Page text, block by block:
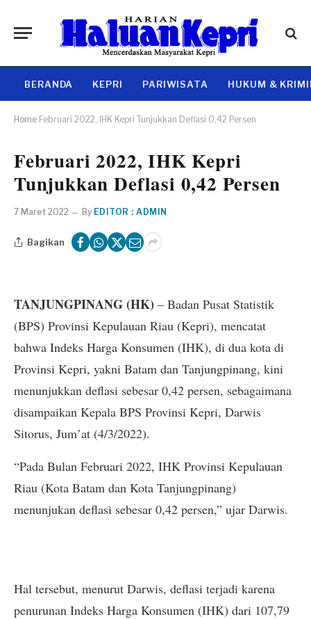
BERANDA KEPRI PARIWISATA HUKUM &
Home Februari 2022, IHK Kepri Tunjukkan Deflasi 0,42 Persen
Februari 2022, IHK Kepri
Tunjukkan Deflasi 0,42 Persen
7 Maret 2022 By EDITOR : ADMIN
Bagikan
TANJUNGPINANG (HK) – Badan Pusat Statistik
(BPS) Provinsi Kepulauan Riau (Kepri), mencatat
bahwa Indeks Harga Konsumen (IHK), di dua kota di
Provinsi Kepri, yakni Batam dan Tanjungpinang, kini
menunjukkan deflasi sebesar 0,42 persen, sebagaimana
disampaikan Kepala BPS Provinsi Kepri, Darwis
Sitorus, Jum’at (4/3/2022).
“Pada Bulan Februari 2022, IHK Provinsi Kepulauan
Riau (Kota Batam dan Kota Tanjungpinang)
menunjukan deflasi sebesar 0,42 persen,” ujar Darwis.
Hal tersebut, menurut Darwis, deflasi terjadi karena
penurunan Indeks Harga Konsumen (IHK) dari 107,79